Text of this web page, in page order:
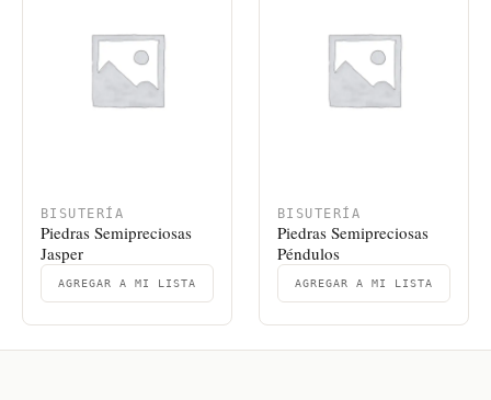
BISUTERÍA
Piedras Semipreciosas
Jasper
AGREGAR A MI LISTA
BISUTERÍA
Piedras Semipreciosas
Péndulos
AGREGAR A MI LISTA